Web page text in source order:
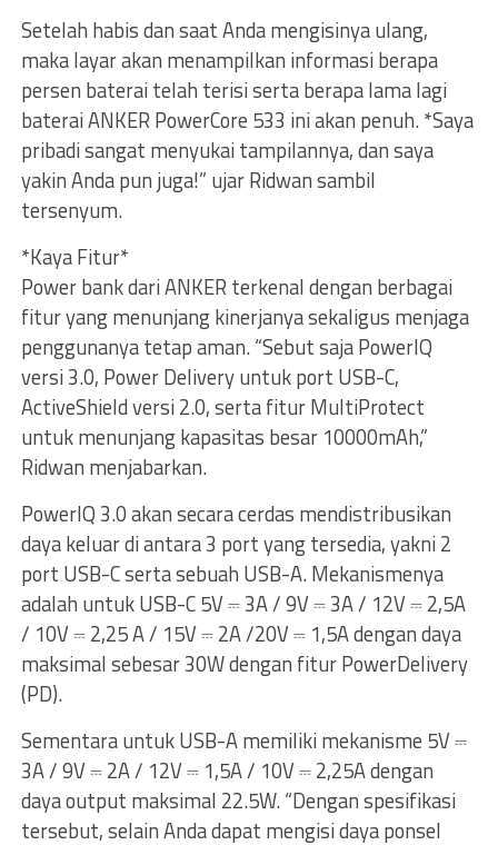
Setelah habis dan saat Anda mengisinya ulang,
maka layar akan menampilkan informasi berapa
persen baterai telah terisi serta berapa lama lagi
baterai ANKER PowerCore 533 ini akan penuh. *Saya
pribadi sangat menyukai tampilannya, dan saya
yakin Anda pun juga!” ujar Ridwan sambil
tersenyum.
*Kaya Fitur*
Power bank dari ANKER terkenal dengan berbagai
fitur yang menunjang kinerjanya sekaligus menjaga
penggunanya tetap aman. “Sebut saja PowerIQ
versi 3.0, Power Delivery untuk port USB-C,
ActiveShield versi 2.0, serta fitur MultiProtect
untuk menunjang kapasitas besar 10000mAh,”
Ridwan menjabarkan.
PowerIQ 3.0 akan secara cerdas mendistribusikan
daya keluar di antara 3 port yang tersedia, yakni 2
port USB-C serta sebuah USB-A. Mekanismenya
adalah untuk USB-C 5V ⎓ 3A / 9V ⎓ 3A / 12V ⎓ 2,5A
/ 10V ⎓ 2,25 A / 15V ⎓ 2A /20V ⎓ 1,5A dengan daya
maksimal sebesar 30W dengan fitur PowerDelivery
(PD).
Sementara untuk USB-A memiliki mekanisme 5V ⎓
3A / 9V ⎓ 2A / 12V ⎓ 1,5A / 10V ⎓ 2,25A dengan
daya output maksimal 22.5W. “Dengan spesifikasi
tersebut, selain Anda dapat mengisi daya ponsel